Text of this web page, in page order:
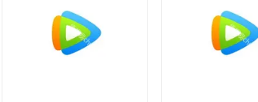
186****8762 联
166****9198 联